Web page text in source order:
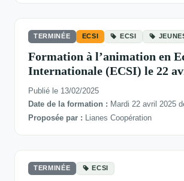
TERMINÉE ECSI ECSI
Formation à l’animation en
Internationale (ECSI) le 22
Publié le 13/02/2025
Date de la formation : Mardi 22 avril 2025
Proposée par : Lianes Coopération
TERMINÉE ECSI